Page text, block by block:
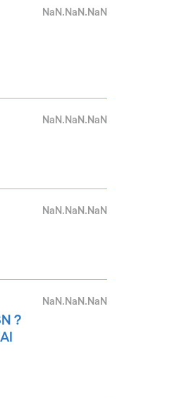
NaN.NaN.NaN
NaN.NaN.NaN
NaN.NaN.NaN
?
NaN.NaN.NaN